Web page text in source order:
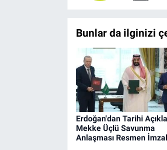
Bunlar da ilginizi
Erdoğan'dan Tarihi
Mekke Üçlü Savunma
Anlaşması Resmen